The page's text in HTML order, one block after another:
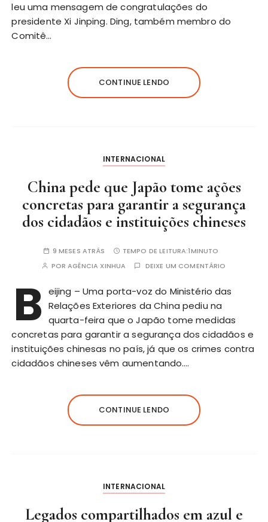
leu uma mensagem de congratulações do
presidente Xi Jinping. Ding, também membro do
Comitê…
CONTINUE LENDO
INTERNACIONAL
China pede que Japão tome ações
concretas para garantir a segurança
dos cidadãos e instituições chineses
9 MESES ATRÁS TEMPO DE LEITURA:1MINUTO
PORAGÊNCIA XINHUA DEIXE UM COMENTÁRIO
B eijing – Uma porta-voz do Ministério das
Relações Exteriores da China pediu na
quarta-feira que o Japão tome medidas
concretas para garantir a segurança dos cidadãos e
instituições chinesas no país, já que os crimes contra
cidadãos chineses vêm aumentando….
CONTINUE LENDO
INTERNACIONAL
Legados compartilhados em azul e